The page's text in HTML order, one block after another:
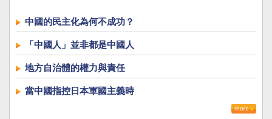
中國的民主化為何不成功？
「中國人」並非都是中國人
地方自治體的權力與責任
當中國指控日本軍國主義時